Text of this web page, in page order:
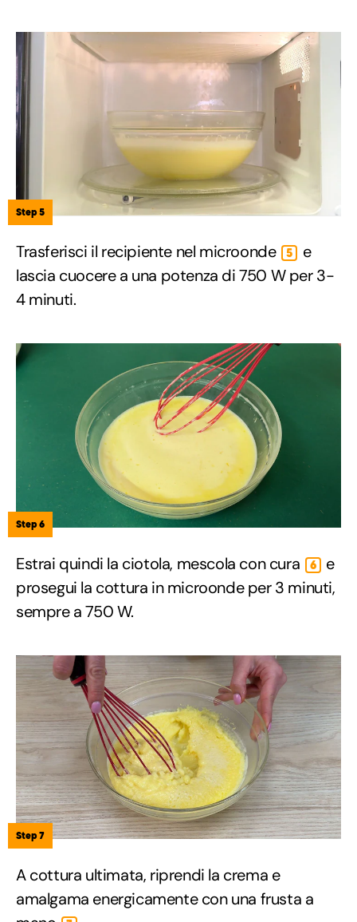
Step 5
Trasferisci il recipiente nel microonde 5
e
lascia cuocere a una potenza di 750 W per 3-
4 minuti.
Step 6
Estrai quindi la ciotola, mescola con cura 6
e
prosegui la cottura in microonde per 3 minuti,
sempre a 750 W.
Step 7
A cottura ultimata, riprendi la crema e
amalgama energicamente con una frusta a